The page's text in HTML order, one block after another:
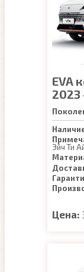
EVA
2023
Эйч Ти
Цена: